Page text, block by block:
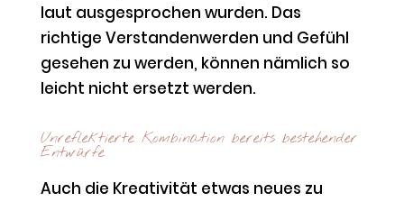
laut ausgesprochen wurden. Das
richtige Verstandenwerden und Gefühl
gesehen zu werden, können nämlich so
leicht nicht ersetzt werden.
Unreflektierte Kombination bereits bestehender
Entwürfe
Auch die Kreativität etwas neues zu